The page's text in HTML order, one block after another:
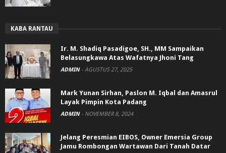
KABA RANTAU
Ir. M. Shadiq Pasadigoe, SH., MM Sampaikan
Belasungkawa Atas Wafatnya Jhoni Tang
ADMIN - AGUSTUS 27, 2025
Mark Yunan Sirhan, Paslon M. Iqbal dan Amasrul
Layak Pimpin Kota Padang
ADMIN - NOVEMBER 8, 2024
Jelang Peresmian EIBOS, Owner Emersia Group
Jamu Rombongan Wartawan Dari Tanah Datar